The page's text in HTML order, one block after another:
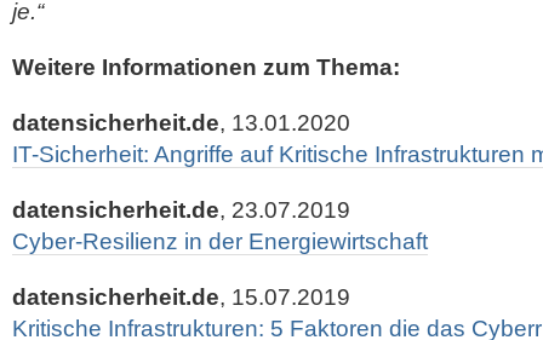
je.“
Weitere Informationen zum Thema:
datensicherheit.de, 13.01.2020
IT-Sicherheit: Angriffe auf Kritische Infrastrukturen
datensicherheit.de, 23.07.2019
Cyber-Resilienz in der Energiewirtschaft
datensicherheit.de, 15.07.2019
Kritische Infrastrukturen: 5 Faktoren die das